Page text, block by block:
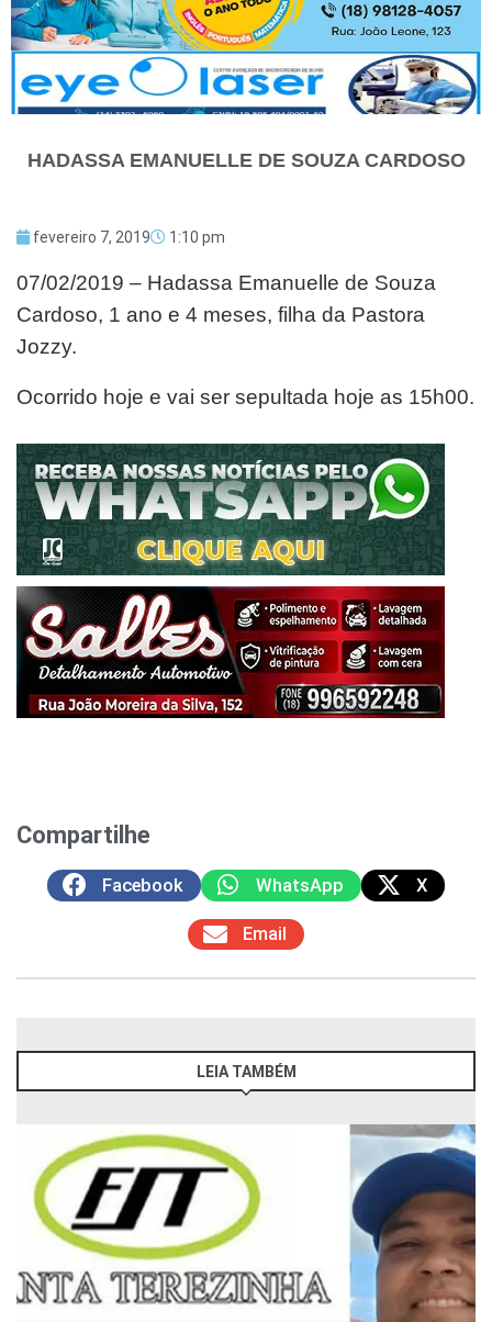
HADASSA EMANUELLE DE SOUZA CARDOSO
fevereiro 7, 2019 1:10 pm
07/02/2019 – Hadassa Emanuelle de Souza
Cardoso, 1 ano e 4 meses, filha da Pastora
Jozzy.
Ocorrido hoje e vai ser sepultada hoje as 15h00.
Compartilhe
Facebook WhatsApp X
Email
LEIA TAMBÉM